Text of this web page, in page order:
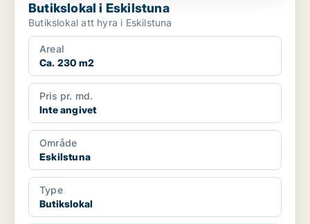
Butikslokal i Eskilstuna
Butikslokal att hyra i Eskilstuna
Areal
Ca. 230 m2
Pris pr. md.
Inte angivet
Område
Eskilstuna
Type
Butikslokal